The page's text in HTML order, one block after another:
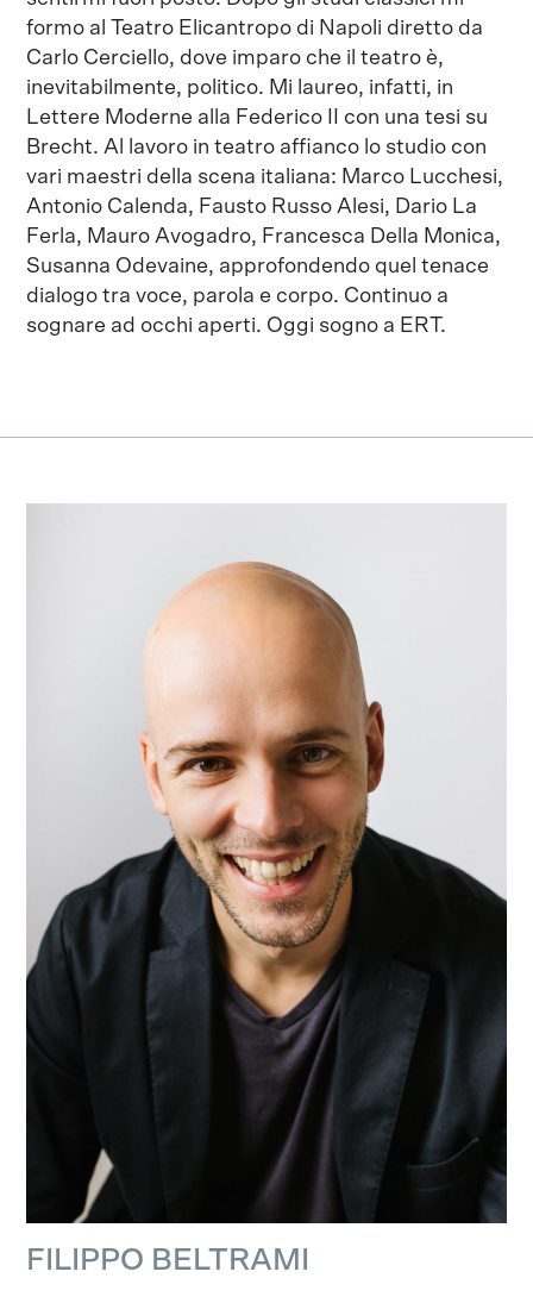
formo al Teatro Elicantropo di Napoli diretto da
Carlo Cerciello, dove imparo che il teatro è,
inevitabilmente, politico. Mi laureo, infatti, in
Lettere Moderne alla Federico II con una tesi su
Brecht. Al lavoro in teatro affianco lo studio con
vari maestri della scena italiana: Marco Lucchesi,
Antonio Calenda, Fausto Russo Alesi, Dario La
Ferla, Mauro Avogadro, Francesca Della Monica,
Susanna Odevaine, approfondendo quel tenace
dialogo tra voce, parola e corpo. Continuo a
sognare ad occhi aperti. Oggi sogno a ERT.
FILIPPO BELTRAMI